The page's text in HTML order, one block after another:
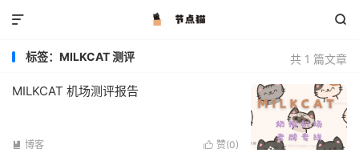


共 1 篇文章
标签：MILKCAT 测评
MILKCAT 机场测评报告
 赞(0)
 博客